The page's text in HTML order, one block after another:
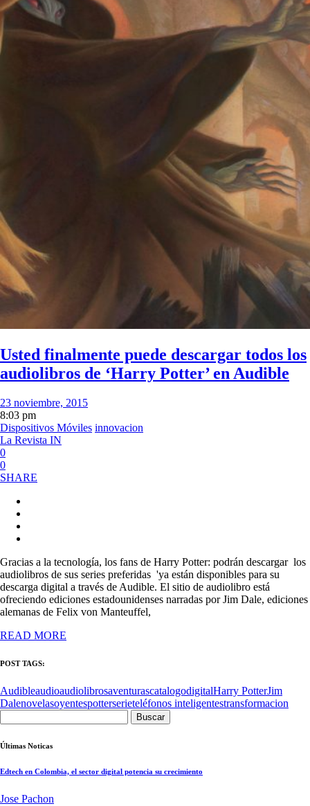
Usted finalmente puede descargar todos los
audiolibros de ‘Harry Potter’ en Audible
23 noviembre, 2015
8:03 pm
Dispositivos Móviles innovacion
La Revista IN
0
0
SHARE
Gracias a la tecnología, los fans de Harry Potter: podrán descargar los
audiolibros de sus series preferidas 'ya están disponibles para su
descarga digital a través de Audible. El sitio de audiolibro está
ofreciendo ediciones estadounidenses narradas por Jim Dale, ediciones
alemanas de Felix von Manteuffel,
READ MORE
POST TAGS:
AudibleaudioaudiolibrosaventurascatalogodigitalHarry PotterJim
Dalenovelasoyentespotterserieteléfonos inteligentestransformacion
Últimas Noticas
Edtech en Colombia, el sector digital potencia su crecimiento
Jose Pachon